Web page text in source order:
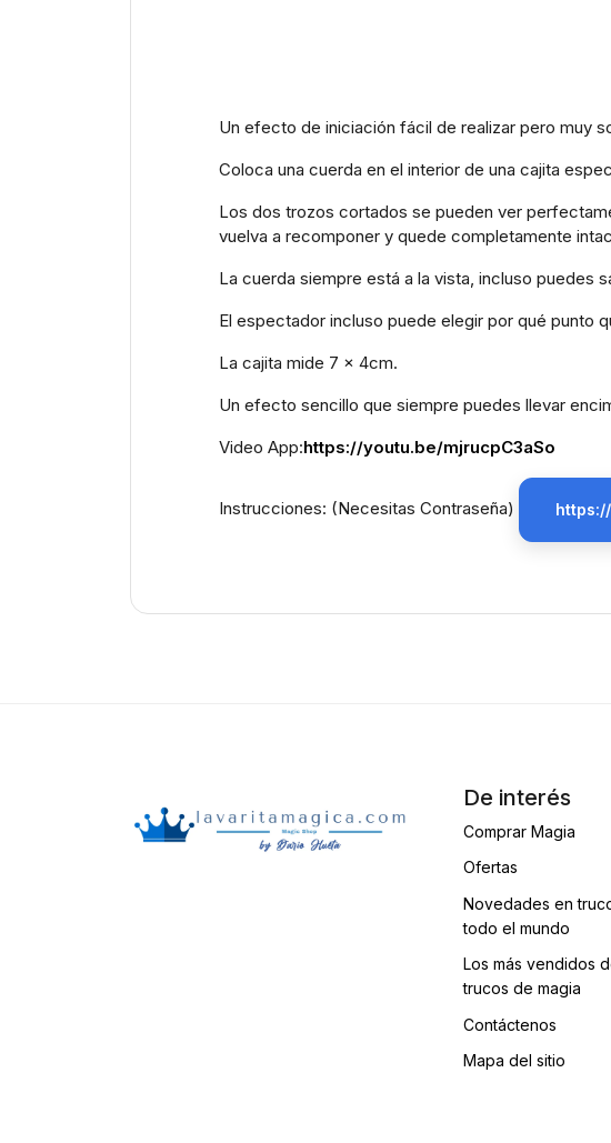
Un efecto de iniciación fácil de realizar pero muy
Coloca una cuerda en el interior de una cajita
Los dos trozos cortados se pueden ver
vuelva a recomponer y quede completamente
La cuerda siempre está a la vista, incluso puedes
El espectador incluso puede elegir por qué punto
La cajita mide 7 x 4cm.
Un efecto sencillo que siempre puedes llevar
Video App:https://youtu.be/mjrucpC3aSo
Instrucciones: (Necesitas Contraseña)
De interés
Comprar Magia
Ofertas
Novedades en
todo el mundo
Los más vendidos
trucos de magia
Contáctenos
Mapa del sitio